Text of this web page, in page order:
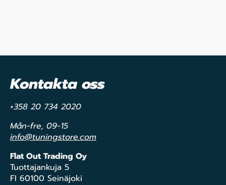
Kontakta oss
+358 20 734 2020
Mån-fre, 09-15
info@tuningstore.com
Flat Out Trading Oy
Tuottajankuja 5
FI 60100 Seinäjoki